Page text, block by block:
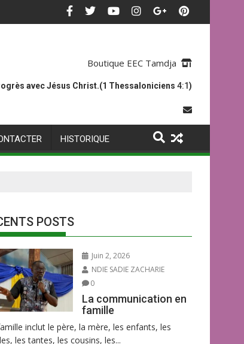
Boutique EEC Tamdja
avec Jésus Christ.(1 Thessaloniciens 4:1)
HISTORIQUE
POSTS
Juin 2, 2026
NDIE SADIE ZACHARIE
0
La communication en
famille
inclut le père, la mère, les enfants, les
les tantes, les cousins, les...